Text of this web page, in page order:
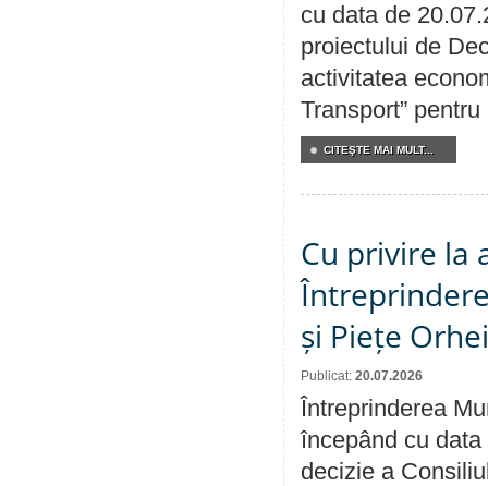
cu data de
proiectului de
activitatea
Transport” pentru
CITEŞTE MAI MULT...
Cu privire la
și Piețe
Publicat: 20.07.2026
Întreprinderea
începând cu
decizie a